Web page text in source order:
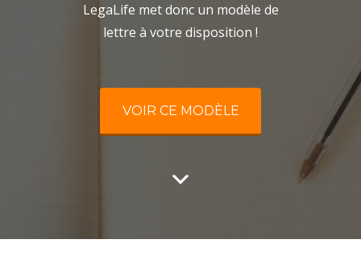
LegaLife met donc un modèle de
lettre à votre disposition !
VOIR CE MODÈLE